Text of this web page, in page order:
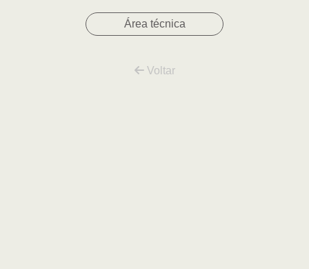
Área técnica
Voltar